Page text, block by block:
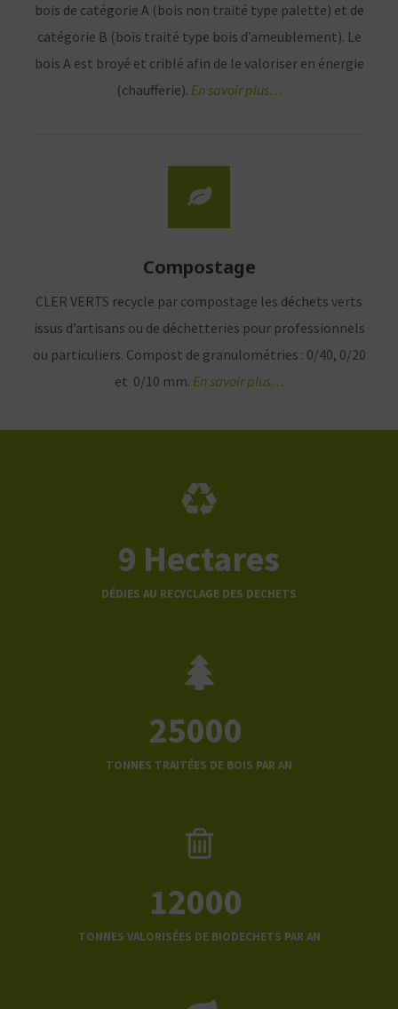
bois de catégorie A (bois non traité type palette) et de
catégorie B (bois traité type bois d’ameublement). Le
bois A est broyé et criblé afin de le valoriser en énergie
(chaufferie). En savoir plus…
Compostage
CLER VERTS recycle par compostage les déchets verts
issus d’artisans ou de déchetteries pour professionnels
ou particuliers. Compost de granulométries : 0/40, 0/20
et 0/10 mm. En savoir plus…
9 Hectares
DÉDIES AU RECYCLAGE DES DECHETS
25000
TONNES TRAITÉES DE BOIS PAR AN
12000
TONNES VALORISÉES DE BIODECHETS PAR AN